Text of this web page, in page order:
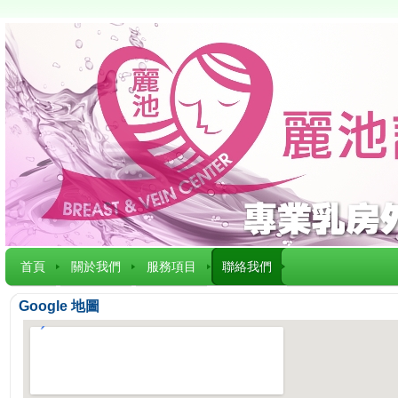
首頁 關於我們 服務項目 聯絡我們
Google 地圖